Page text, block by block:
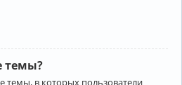
темы?
темы, в которых пользователи